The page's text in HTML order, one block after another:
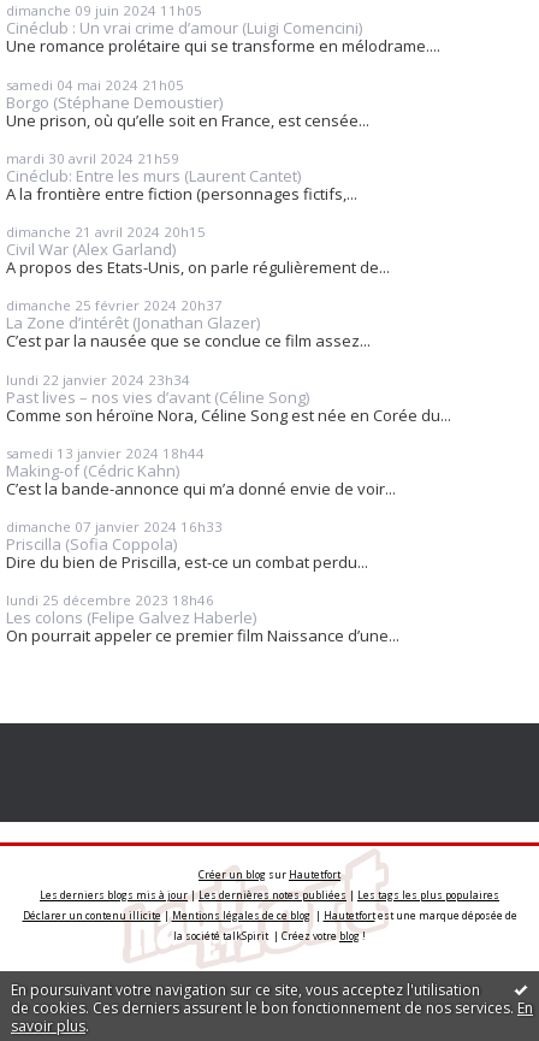
En poursuivant votre navigation sur ce site, vous acceptez l'utilisation
de cookies. Ces derniers assurent le bon fonctionnement de nos services. En
savoir plus.
dimanche 09 juin 2024 11h05
Cinéclub : Un vrai crime d’amour (Luigi Comencini)
Une romance prolétaire qui se transforme en mélodrame....
samedi 04 mai 2024 21h05
Borgo (Stéphane Demoustier)
Une prison, où qu’elle soit en France, est censée...
mardi 30 avril 2024 21h59
Cinéclub: Entre les murs (Laurent Cantet)
A la frontière entre fiction (personnages fictifs,...
dimanche 21 avril 2024 20h15
Civil War (Alex Garland)
A propos des Etats-Unis, on parle régulièrement de...
dimanche 25 février 2024 20h37
La Zone d’intérêt (Jonathan Glazer)
C’est par la nausée que se conclue ce film assez...
lundi 22 janvier 2024 23h34
Past lives – nos vies d’avant (Céline Song)
Comme son héroïne Nora, Céline Song est née en Corée du...
samedi 13 janvier 2024 18h44
Making-of (Cédric Kahn)
C’est la bande-annonce qui m’a donné envie de voir...
dimanche 07 janvier 2024 16h33
Priscilla (Sofia Coppola)
Dire du bien de Priscilla, est-ce un combat perdu...
lundi 25 décembre 2023 18h46
Les colons (Felipe Galvez Haberle)
On pourrait appeler ce premier film Naissance d’une...
Créer un blog sur Hautetfort
Les derniers blogs mis à jour|Les dernières notes publiées | Les tags les plus populaires
Déclarer un contenu illicite|Mentions légales de ce blog| Hautetfortest une marque déposée de
la société talkSpirit | Créez votreblog!